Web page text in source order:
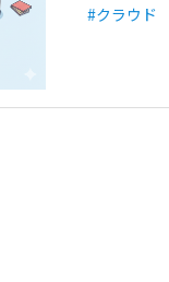
#クラウド